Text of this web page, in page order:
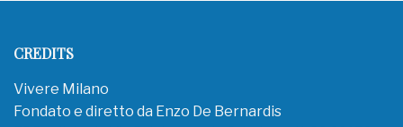
CREDITS
Vivere Milano
Fondato e diretto da Enzo De Bernardis